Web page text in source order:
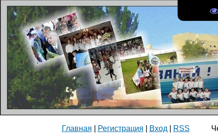
Главная Регистрация Вход RSS